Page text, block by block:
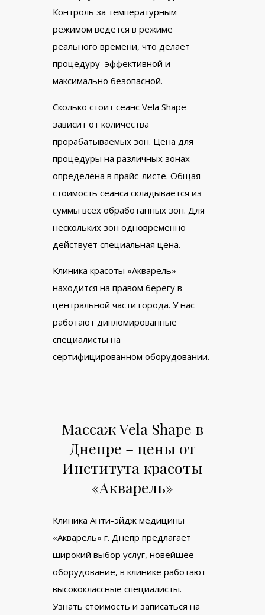
Контроль за температурным
режимом ведётся в режиме
реального времени, что делает
процедуру эффективной и
максимально безопасной.
Сколько стоит сеанс Vela Shape
зависит от количества
прорабатываемых зон. Цена для
процедуры на различных зонах
определена в прайс-листе. Общая
стоимость сеанса складывается из
суммы всех обработанных зон. Для
нескольких зон одновременно
действует специальная цена.
Клиника красоты «Акварель»
находится на правом берегу в
центральной части города. У нас
работают дипломированные
специалисты на
сертифицированном оборудовании.
Массаж Vela Shape в
Днепре – цены от
Института красоты
«Акварель»
Клиника Анти-эйдж медицины
«Акварель» г. Днепр предлагает
широкий выбор услуг, новейшее
оборудование, в клинике работают
высококлассные специалисты.
Узнать стоимость и записаться на